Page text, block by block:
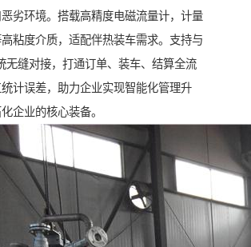
劣环境。搭载高精度电磁流量计，计量
粘度介质，适配伴热装车需求。支持与
无缝对接，打通订单、装车、结算全流
计误差，助力企业实现智能化管理升
企业的核心装备。